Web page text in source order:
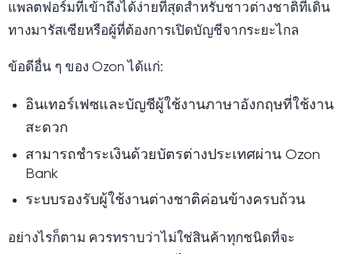
แพลตฟอร์มที่เข้าถึงได้ง่ายที่สุดสำหรับชาวต่างชาติที่เดิน
ทางมารัสเซียหรือผู้ที่ต้องการเปิดบัญชีจากระยะไกล
ข้อดีอื่น ๆ ของ Ozon ได้แก่:
อินเทอร์เฟซและบัญชีผู้ใช้งานภาษาอังกฤษที่ใช้งาน
สะดวก
สามารถชำระเงินด้วยบัตรต่างประเทศผ่าน Ozon
Bank
ระบบรองรับผู้ใช้งานต่างชาติค่อนข้างครบถ้วน
อย่างไรก็ตาม ควรทราบว่าไม่ใช่สินค้าทุกชนิดที่จะ